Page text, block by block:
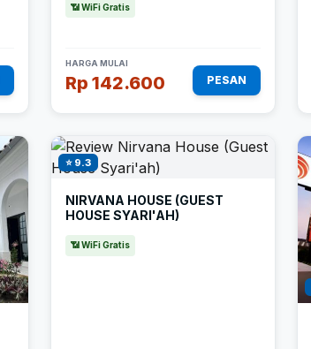
📶 WiFi Gratis
HARGA MULAI
Rp 142.600 PESAN
⭐ 9.3
NIRVANA HOUSE (GUEST
HOUSE SYARI'AH)
📶 WiFi Gratis